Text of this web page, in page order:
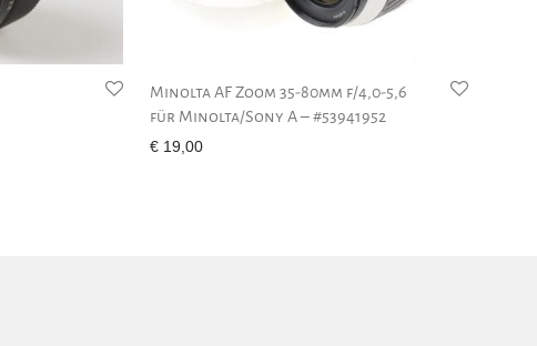
Minolta AF Zoom 35-80mm f/4,0-5,6
für Minolta/Sony A – #53941952
€ 19,00